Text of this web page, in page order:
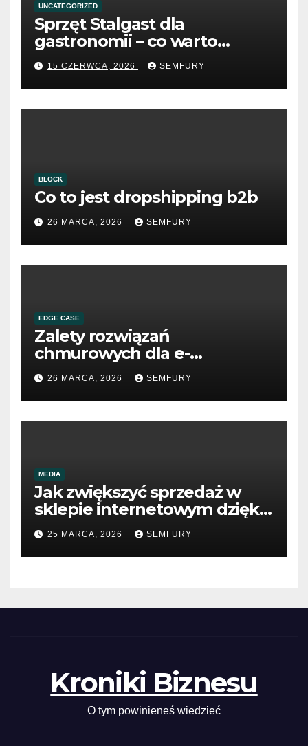
UNCATEGORIZED
Sprzęt Stalgast dla
gastronomii – co warto
wiedzieć przed zakupem?
15 CZERWCA, 2026 SEMFURY
BLOCK
Co to jest dropshipping b2b
26 MARCA, 2026 SEMFURY
EDGE CASE
Zalety rozwiązań
chmurowych dla e-
commerce B2B
26 MARCA, 2026 SEMFURY
MEDIA
Jak zwiększyć sprzedaż w
sklepie internetowym dzięki
SEO
25 MARCA, 2026 SEMFURY
Kroniki Biznesu
O tym powinieneś wiedzieć